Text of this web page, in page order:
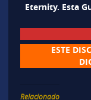
Eternity. Esta
ESTE
Relacionado